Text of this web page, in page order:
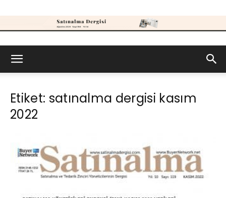
Dergisi
Etiket: satınalma dergisi kasım
2022